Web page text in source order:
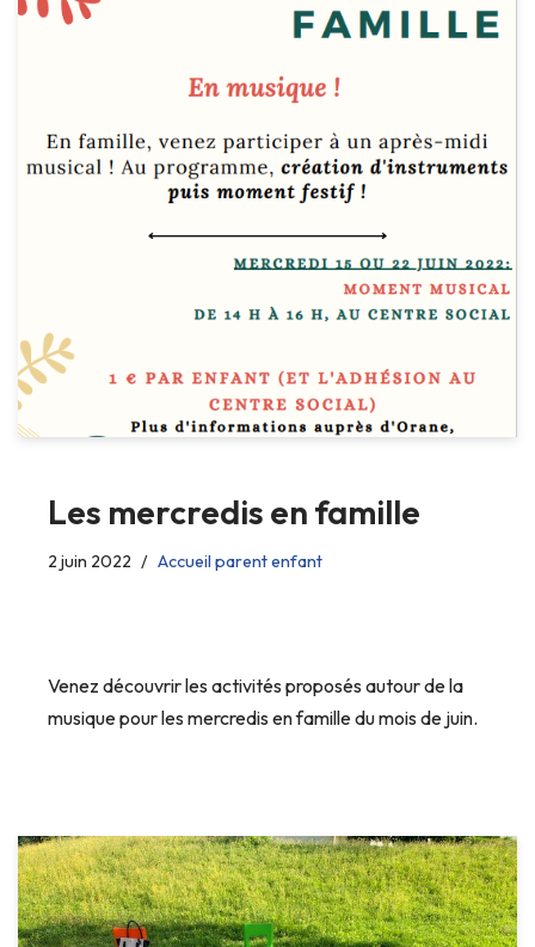
Les mercredis en famille
2 juin 2022 Accueil parent enfant
Venez découvrir les activités proposés autour de la
musique pour les mercredis en famille du mois de juin.